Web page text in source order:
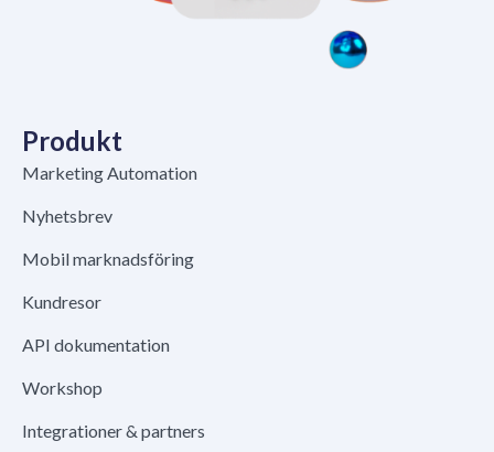
Produkt
Marketing Automation
Nyhetsbrev
Mobil marknadsföring
Kundresor
API dokumentation
Workshop
Integrationer & partners